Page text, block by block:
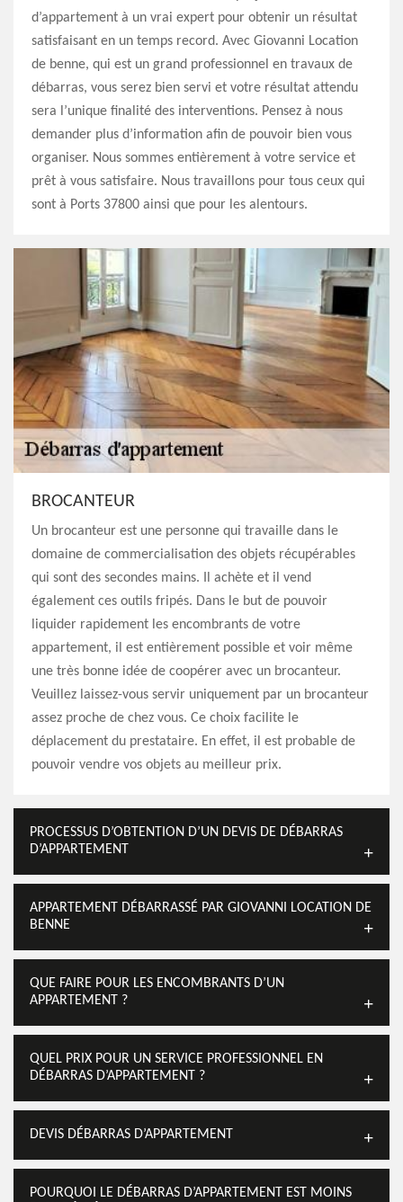
d’appartement à un vrai expert pour obtenir un résultat
satisfaisant en un temps record. Avec Giovanni Location
de benne, qui est un grand professionnel en travaux de
débarras, vous serez bien servi et votre résultat attendu
sera l’unique finalité des interventions. Pensez à nous
demander plus d’information afin de pouvoir bien vous
organiser. Nous sommes entièrement à votre service et
prêt à vous satisfaire. Nous travaillons pour tous ceux qui
sont à Ports 37800 ainsi que pour les alentours.
BROCANTEUR
Un brocanteur est une personne qui travaille dans le
domaine de commercialisation des objets récupérables
qui sont des secondes mains. Il achète et il vend
également ces outils fripés. Dans le but de pouvoir
liquider rapidement les encombrants de votre
appartement, il est entièrement possible et voir même
une très bonne idée de coopérer avec un brocanteur.
Veuillez laissez-vous servir uniquement par un brocanteur
assez proche de chez vous. Ce choix facilite le
déplacement du prestataire. En effet, il est probable de
pouvoir vendre vos objets au meilleur prix.
PROCESSUS D’OBTENTION D’UN DEVIS DE DÉBARRAS
D’APPARTEMENT
APPARTEMENT DÉBARRASSÉ PAR GIOVANNI LOCATION DE
BENNE
QUE FAIRE POUR LES ENCOMBRANTS D’UN
APPARTEMENT ?
QUEL PRIX POUR UN SERVICE PROFESSIONNEL EN
DÉBARRAS D’APPARTEMENT ?
DEVIS DÉBARRAS D’APPARTEMENT
POURQUOI LE DÉBARRAS D’APPARTEMENT EST MOINS